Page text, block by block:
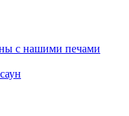
с нашими печами